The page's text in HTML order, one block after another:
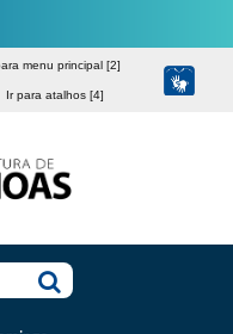
menu principal [2]
Ir para atalhos [4]